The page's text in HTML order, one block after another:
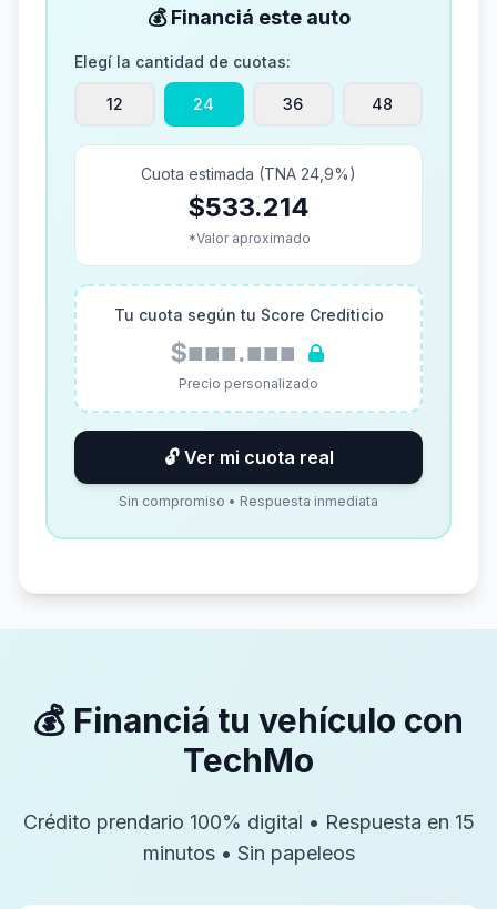
💰 Financiá este auto
Elegí la cantidad de cuotas:
12 24 36 48
Cuota estimada (TNA 24,9%)
$533.214
*Valor aproximado
Tu cuota según tu Score Crediticio
$■■■.■■■
Precio personalizado
🔓 Ver mi cuota real
Sin compromiso • Respuesta inmediata
💰 Financiá tu vehículo con
TechMo
Crédito prendario 100% digital • Respuesta en 15
minutos • Sin papeleos